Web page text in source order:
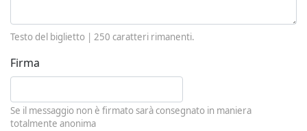
Testo del biglietto | 250 caratteri rimanenti.
Firma
Se il messaggio non è firmato sarà consegnato in maniera
totalmente anonima